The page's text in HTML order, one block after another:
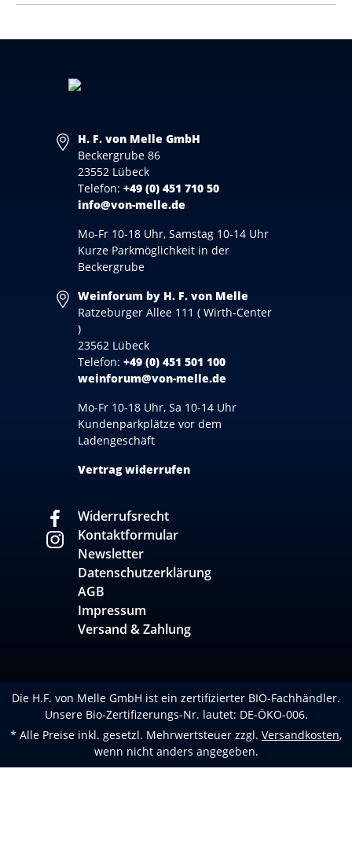
H. F. von Melle GmbH
Beckergrube 86
23552 Lübeck
Telefon: +49 (0) 451 710 50
info@von-melle.de
Mo-Fr 10-18 Uhr, Samstag 10-14 Uhr
Kurze Parkmöglichkeit in der
Beckergrube
Weinforum by H. F. von Melle
Ratzeburger Allee 111 ( Wirth-Center
)
23562 Lübeck
Telefon: +49 (0) 451 501 100
weinforum@von-melle.de
Mo-Fr 10-18 Uhr, Sa 10-14 Uhr
Kundenparkplätze vor dem
Ladengeschäft
Vertrag widerrufen
Widerrufsrecht
Kontaktformular
Newsletter
Datenschutzerklärung
AGB
Impressum
Versand & Zahlung
Die H.F. von Melle GmbH ist ein zertifizierter BIO-Fachhändler.
Unsere Bio-Zertifizerungs-Nr. lautet: DE-ÖKO-006.
* Alle Preise inkl. gesetzl. Mehrwertsteuer zzgl. Versandkosten,
wenn nicht anders angegeben.